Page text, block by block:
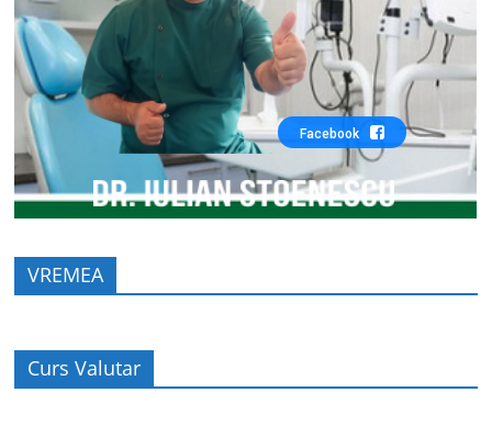
Facebook
VREMEA
Curs Valutar